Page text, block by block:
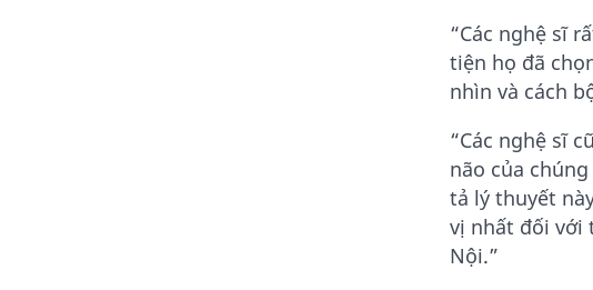
“Các nghệ sĩ
tiện họ đã
nhìn và cách
“Các nghệ sĩ
não của
tả lý thuyết
vị nhất đối với
Nội.”